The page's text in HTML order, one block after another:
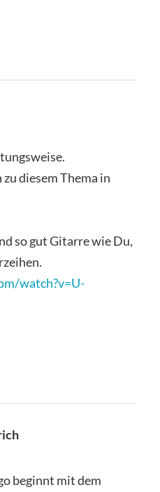
diesem Thema in
so gut Gitarre wie Du,
watch?v=U-
beginnt mit dem